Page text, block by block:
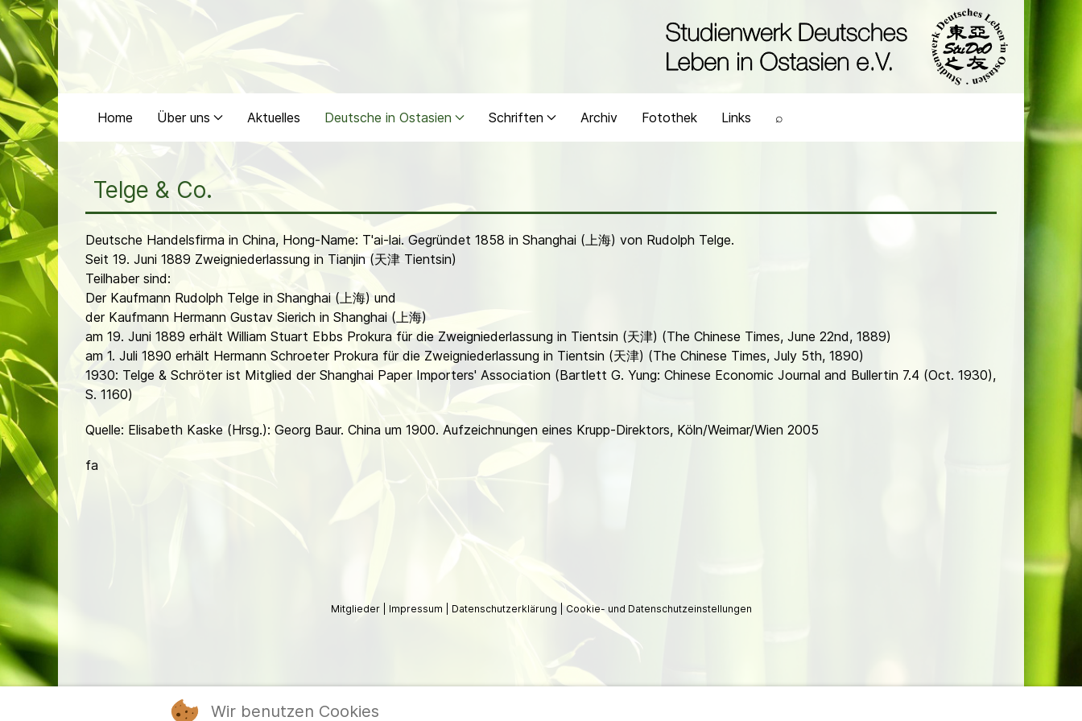
Home Über uns Aktuelles Deutsche in Ostasien Schriften Archiv Fotothek Links ⌕
Telge & Co.
Deutsche Handelsfirma in China, Hong-Name: T'ai-lai. Gegründet 1858 in Shanghai (上海) von Rudolph Telge.
Seit 19. Juni 1889 Zweigniederlassung in Tianjin (天津 Tientsin)
Teilhaber sind:
Der Kaufmann Rudolph Telge in Shanghai (上海) und
der Kaufmann Hermann Gustav Sierich in Shanghai (上海)
am 19. Juni 1889 erhält William Stuart Ebbs Prokura für die Zweigniederlassung in Tientsin (天津) (The Chinese Times, June 22nd, 1889)
am 1. Juli 1890 erhält Hermann Schroeter Prokura für die Zweigniederlassung in Tientsin (天津) (The Chinese Times, July 5th, 1890)
1930: Telge & Schröter ist Mitglied der Shanghai Paper Importers' Association (Bartlett G. Yung: Chinese Economic Journal and Bullertin 7.4 (Oct. 1930),
S. 1160)
Quelle: Elisabeth Kaske (Hrsg.): Georg Baur. China um 1900. Aufzeichnungen eines Krupp-Direktors, Köln/Weimar/Wien 2005
fa
Mitglieder Impressum Datenschutzerklärung Cookie- und Datenschutzeinstellungen
Wir benutzen Cookies